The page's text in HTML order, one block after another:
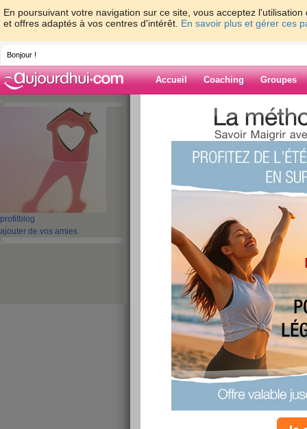
En poursuivant votre navigation sur ce site, vous acceptez
et offres adaptés à vos centres d'intérêt. En savoir plus et gérer ces
Bonjour !
Accueil Coaching Groupes
profil blog
ajouter de vos amies
> > en
Blog de
en morceaux
le soleil essai de percer les nuages bien
bien les grosses et les petites ,il faut attendre
un beau temps permanant ,jy crois et je le
que l(on ait trop chaud car il y aura toujours
recycler mm meteo!!!
aujourd'hui reception de nos repas et ça
cheval grille et blettes à la poele avec ail et
ss ajoute ,c'est mon menu . pour celles qui
grossesse (faites macerer des fleurs de
nettoyer vous le visage avec ,ça eclairsi le
vilaines traces ,j'en sais quelque chose ,je